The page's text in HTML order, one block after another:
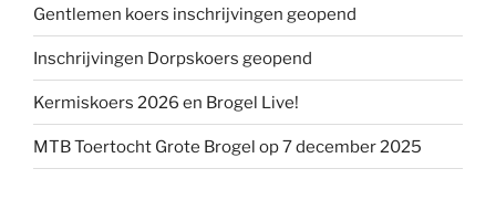
Gentlemen koers inschrijvingen geopend
Inschrijvingen Dorpskoers geopend
Kermiskoers 2026 en Brogel Live!
MTB Toertocht Grote Brogel op 7 december 2025